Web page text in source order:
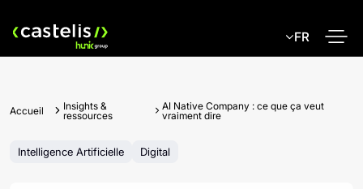
FR
Accueil
Insights &
ressources
AI Native Company : ce que ça veut
vraiment dire
Intelligence Artificielle Digital